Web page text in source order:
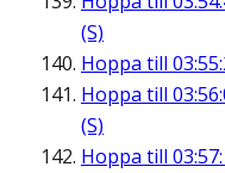
(S)
Hoppa till
Hoppa till
(S)
Hoppa till